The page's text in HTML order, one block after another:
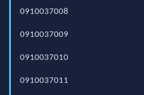
0910037008
0910037009
0910037010
0910037011